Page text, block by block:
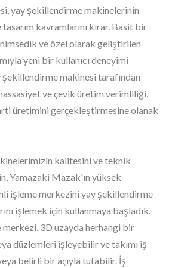
yay şekillendirme makinelerinin
kavramlarını kırar. Basit bir
ve özel olarak geliştirilen
yeni bir kullanıcı deneyimi
makinesi tarafından
ve çevik üretim verimliliği,
üretimini gerçekleştirmesine olanak
kalitesini ve teknik
Yamazaki Mazak'ın yüksek
işleme merkezini yay şekillendirme
işlemek için kullanmaya başladık.
merkezi, 3D uzayda herhangi bir
düzlemleri işleyebilir ve takımı iş
belirli bir açıyla tutabilir. İş